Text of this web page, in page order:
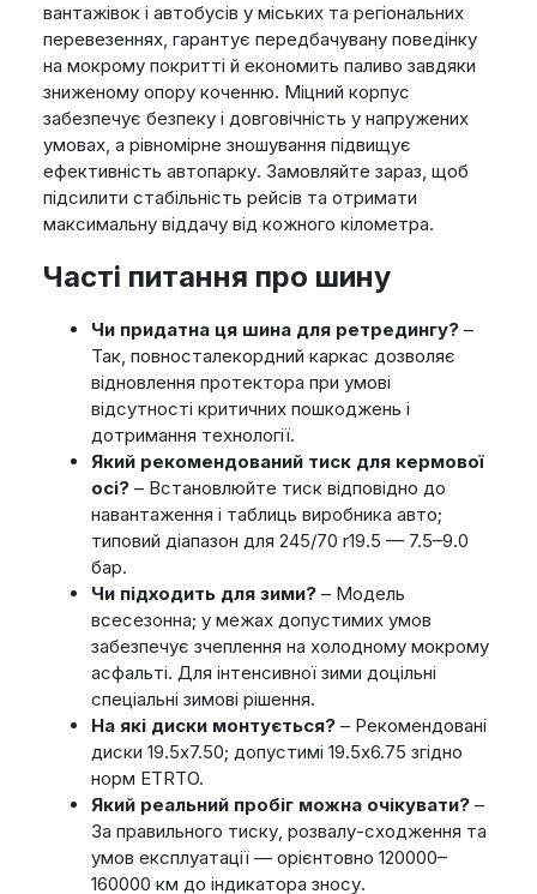
вантажівок і автобусів у міських та регіональних
перевезеннях, гарантує передбачувану поведінку
на мокрому покритті й економить паливо завдяки
зниженому опору коченню. Міцний корпус
забезпечує безпеку і довговічність у напружених
умовах, а рівномірне зношування підвищує
ефективність автопарку. Замовляйте зараз, щоб
підсилити стабільність рейсів та отримати
максимальну віддачу від кожного кілометра.
Часті питання про шину
Чи придатна ця шина для ретредингу?–
Так, повносталекордний каркас дозволяє
відновлення протектора при умові
відсутності критичних пошкоджень і
дотримання технології.
Який рекомендований тиск для кермової
осі?– Встановлюйте тиск відповідно до
навантаження і таблиць виробника авто;
типовий діапазон для 245/70 r19.5 — 7.5–9.0
бар.
Чи підходить для зими?– Модель
всесезонна; у межах допустимих умов
забезпечує зчеплення на холодному мокрому
асфальті. Для інтенсивної зими доцільні
спеціальні зимові рішення.
На які диски монтується?– Рекомендовані
диски 19.5x7.50; допустимі 19.5x6.75 згідно
норм ETRTO.
Який реальний пробіг можна очікувати?–
За правильного тиску, розвалу-сходження та
умов експлуатації — орієнтовно 120000–
160000 км до індикатора зносу.